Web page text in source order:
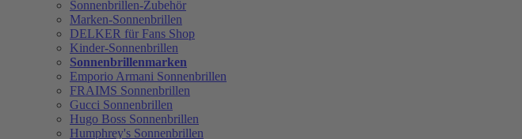
Sonnenbrillen-Zubehör
Marken-Sonnenbrillen
DELKER für Fans Shop
Kinder-Sonnenbrillen
Sonnenbrillenmarken
Emporio Armani Sonnenbrillen
FRAIMS Sonnenbrillen
Gucci Sonnenbrillen
Hugo Boss Sonnenbrillen
Humphrey's Sonnenbrillen